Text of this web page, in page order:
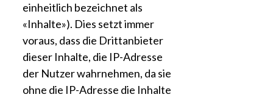
einheitlich bezeichnet als
«Inhalte»). Dies setzt immer
voraus, dass die Drittanbieter
dieser Inhalte, die IP-Adresse
der Nutzer wahrnehmen, da sie
ohne die IP-Adresse die Inhalte